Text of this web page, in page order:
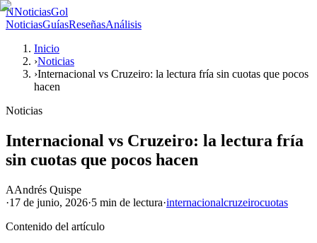
NNoticiasGol
NoticiasGuíasReseñasAnálisis
Inicio
›Noticias
›Internacional vs Cruzeiro: la lectura fría sin cuotas que pocos
hacen
Noticias
Internacional vs Cruzeiro: la lectura fría
sin cuotas que pocos hacen
AAndrés Quispe
·17 de junio, 2026·5 min de lectura·internacionalcruzeirocuotas
Contenido del artículo